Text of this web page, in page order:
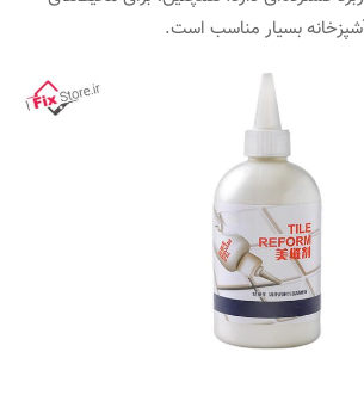
بسیار مناسب است.